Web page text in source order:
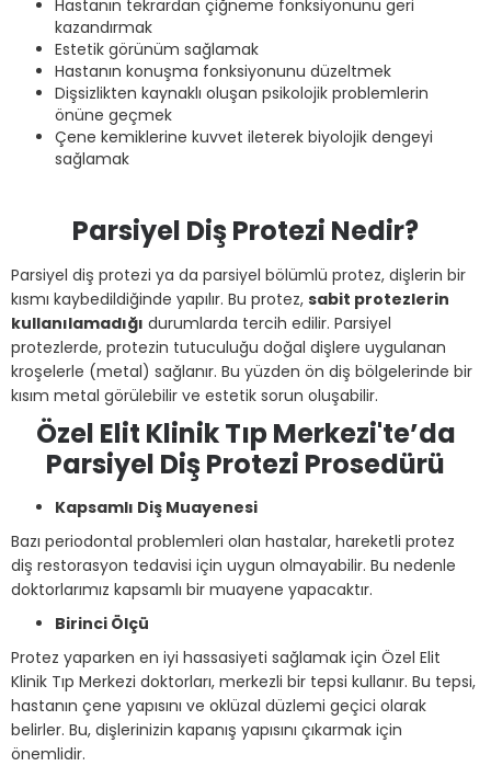
Hastanın tekrardan çiğneme fonksiyonunu geri
kazandırmak
Estetik görünüm sağlamak
Hastanın konuşma fonksiyonunu düzeltmek
Dişsizlikten kaynaklı oluşan psikolojik problemlerin
önüne geçmek
Çene kemiklerine kuvvet ileterek biyolojik dengeyi
sağlamak
Parsiyel Diş Protezi Nedir?
Parsiyel diş protezi ya da parsiyel bölümlü protez, dişlerin bir
kısmı kaybedildiğinde yapılır. Bu protez, sabit protezlerin
kullanılamadığı durumlarda tercih edilir. Parsiyel
protezlerde, protezin tutuculuğu doğal dişlere uygulanan
kroşelerle (metal) sağlanır. Bu yüzden ön diş bölgelerinde bir
kısım metal görülebilir ve estetik sorun oluşabilir.
Özel Elit Klinik Tıp Merkezi'te’da
Parsiyel Diş Protezi Prosedürü
Kapsamlı Diş Muayenesi
Bazı periodontal problemleri olan hastalar, hareketli protez
diş restorasyon tedavisi için uygun olmayabilir. Bu nedenle
doktorlarımız kapsamlı bir muayene yapacaktır.
Birinci Ölçü
Protez yaparken en iyi hassasiyeti sağlamak için Özel Elit
Klinik Tıp Merkezi doktorları, merkezli bir tepsi kullanır. Bu tepsi,
hastanın çene yapısını ve oklüzal düzlemi geçici olarak
belirler. Bu, dişlerinizin kapanış yapısını çıkarmak için
önemlidir.